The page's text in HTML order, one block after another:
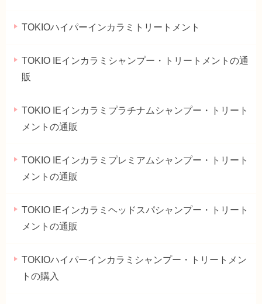
TOKIOハイパーインカラミトリートメント
TOKIO IEインカラミシャンプー・トリートメントの通
販
TOKIO IEインカラミプラチナムシャンプー・トリート
メントの通販
TOKIO IEインカラミプレミアムシャンプー・トリート
メントの通販
TOKIO IEインカラミヘッドスパシャンプー・トリート
メントの通販
TOKIOハイパーインカラミシャンプー・トリートメン
トの購入